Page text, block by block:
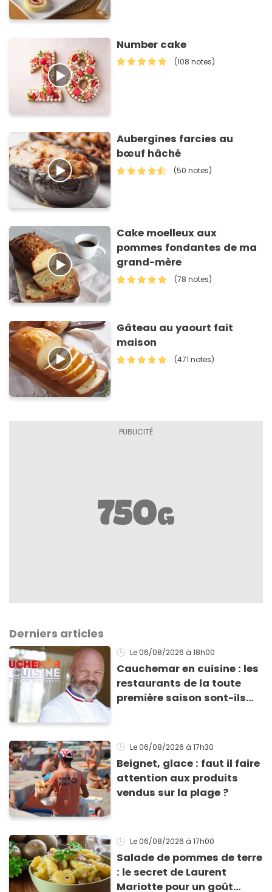
Number cake
(108 notes)
Aubergines farcies au
bœuf hâché
(50 notes)
Cake moelleux aux
pommes fondantes de ma
grand-mère
(78 notes)
Gâteau au yaourt fait
maison
(471 notes)
Derniers articles
Le 06/08/2026 à 18h00
Cauchemar en cuisine : les
restaurants de la toute
première saison sont-ils
Le 06/08/2026 à 17h30
Beignet, glace : faut il faire
attention aux produits
vendus sur la plage ?
Le 06/08/2026 à 17h00
Salade de pommes de terre
: le secret de Laurent
Mariotte pour un goût